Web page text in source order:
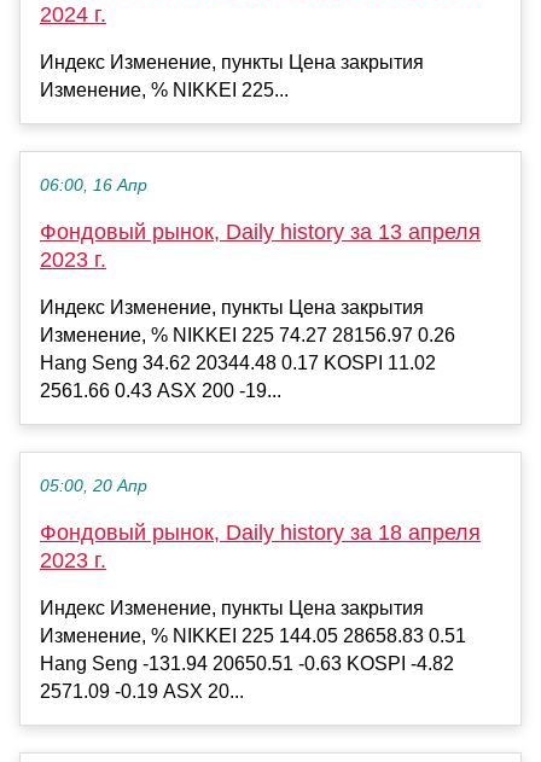
2024 г.
Индекс Изменение, пункты Цена закрытия
Изменение, % NIKKEI 225...
06:00, 16 Апр
Фондовый рынок, Daily history за 13 апреля
2023 г.
Индекс Изменение, пункты Цена закрытия
Изменение, % NIKKEI 225 74.27 28156.97 0.26
Hang Seng 34.62 20344.48 0.17 KOSPI 11.02
2561.66 0.43 ASX 200 -19...
05:00, 20 Апр
Фондовый рынок, Daily history за 18 апреля
2023 г.
Индекс Изменение, пункты Цена закрытия
Изменение, % NIKKEI 225 144.05 28658.83 0.51
Hang Seng -131.94 20650.51 -0.63 KOSPI -4.82
2571.09 -0.19 ASX 20...